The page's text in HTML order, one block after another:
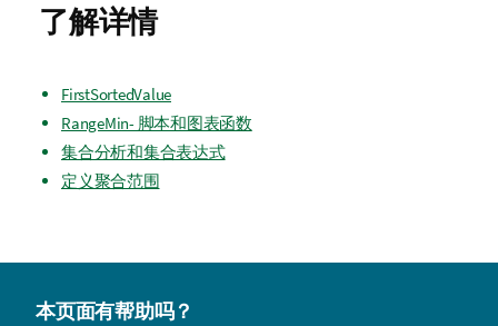
了解详情
FirstSortedValue
RangeMin- 脚本和图表函数
集合分析和集合表达式
定义聚合范围
本页面有帮助吗？